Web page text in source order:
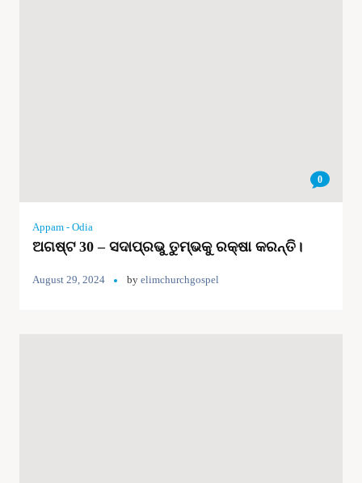
0
Appam - Odia
ଅଗଷ୍ଟ 30 – ସଦାପ୍ରଭୁ ତୁମ୍ଭକୁ ରକ୍ଷା କରନ୍ତି।
August 29, 2024 by elimchurchgospel